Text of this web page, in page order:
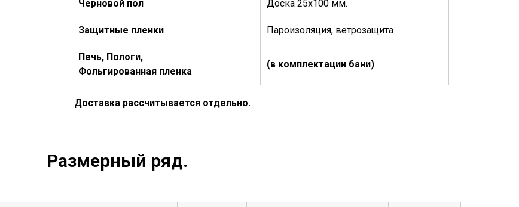
Черновой пол Доска 25х100 мм.
Защитные пленки Пароизоляция, ветрозащита
Печь, Пологи,
Фольгированная пленка
(в комплектации бани)
Доставка рассчитывается отдельно.
Размерный ряд.